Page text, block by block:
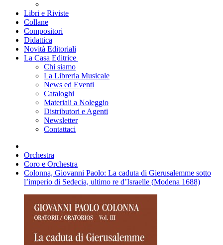
Libri e Riviste
Collane
Compositori
Didattica
Novità Editoriali
La Casa Editrice
Chi siamo
La Libreria Musicale
News ed Eventi
Cataloghi
Materiali a Noleggio
Distributori e Agenti
Newsletter
Contattaci
Orchestra
Coro e Orchestra
Colonna, Giovanni Paolo: La caduta di Gierusalemme sotto
l’imperio di Sedecia, ultimo re d’Israelle (Modena 1688)